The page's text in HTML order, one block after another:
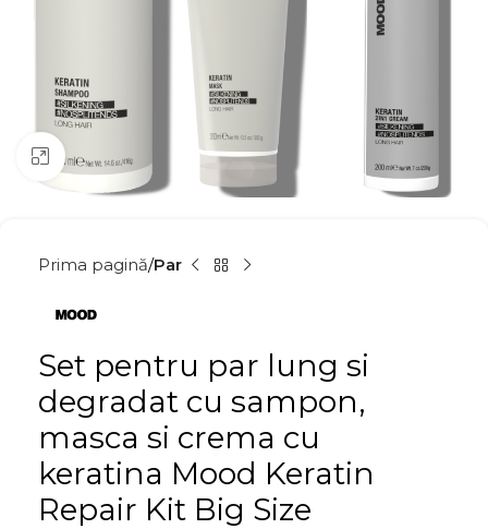
Click to enlarge
Prima pagină Par
Set pentru par lung si
degradat cu sampon,
masca si crema cu
keratina Mood Keratin
Repair Kit Big Size